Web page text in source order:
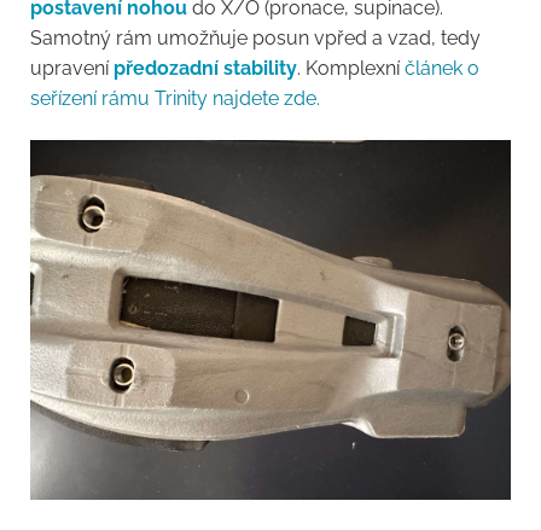
postavení nohou do X/O (pronace, supinace).
Samotný rám umožňuje posun vpřed a vzad, tedy
upravení předozadní stability. Komplexníčlánek o
seřízení rámu Trinity najdete zde.